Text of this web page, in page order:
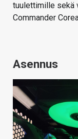
tuulettimille sekä
Commander
Asennus